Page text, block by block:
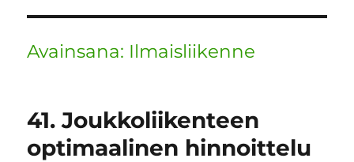
Avainsana: Ilmaisliikenne
41. Joukkoliikenteen
optimaalinen hinnoittelu